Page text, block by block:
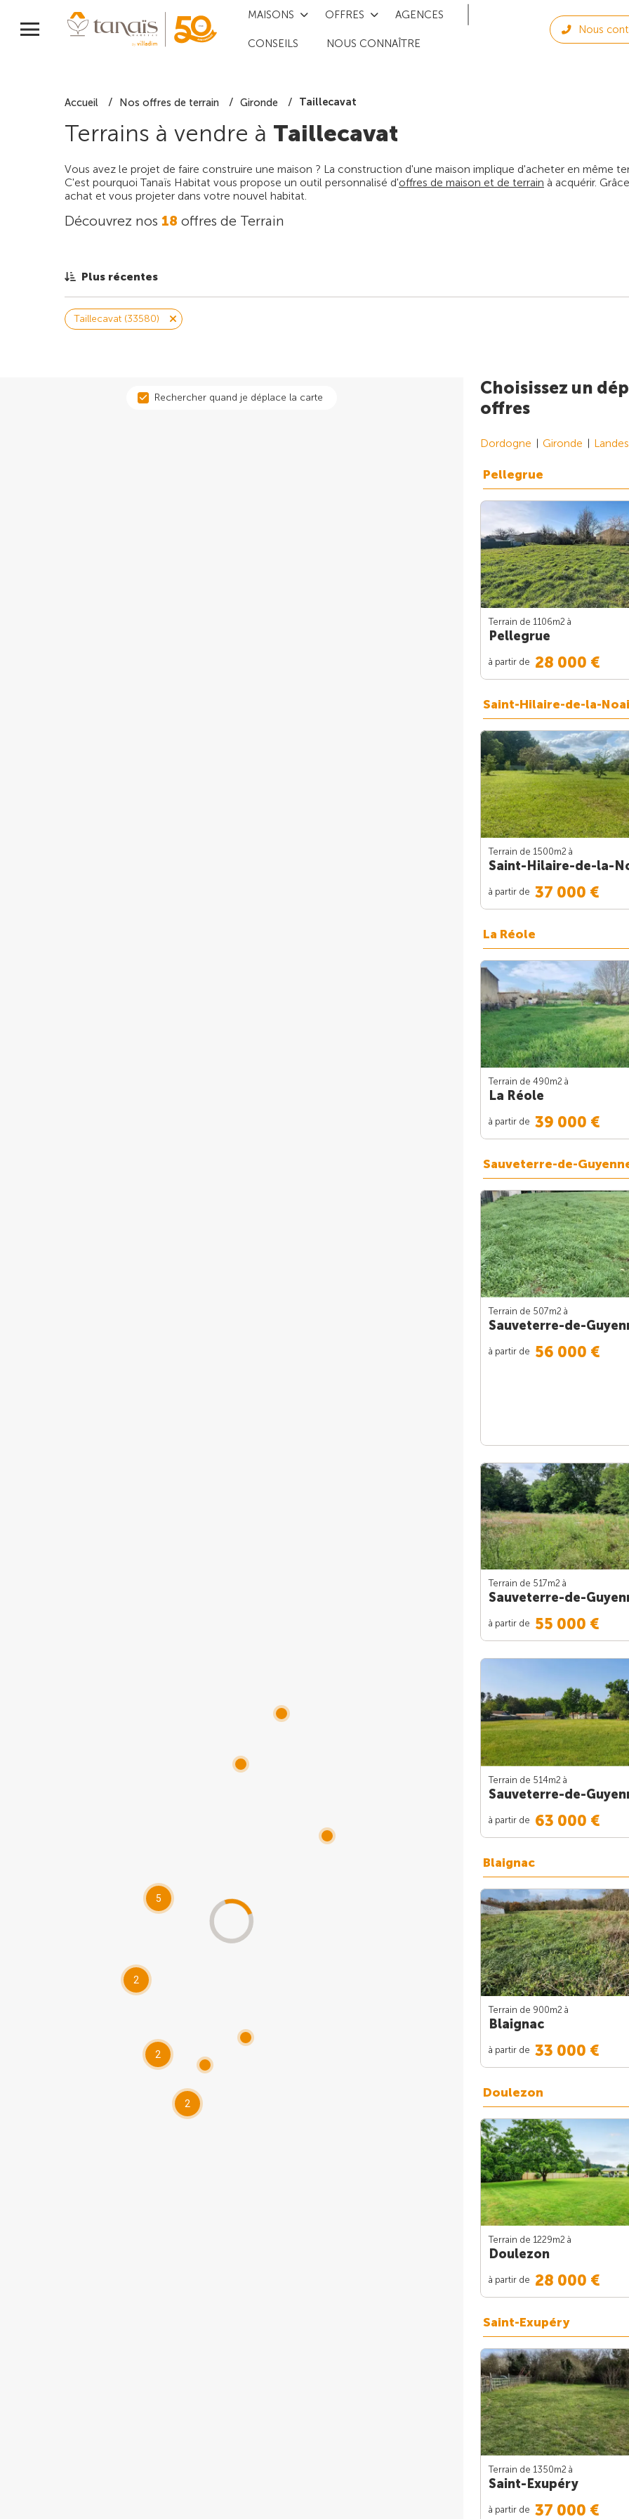
MAISONS OFFRES AGENCES
CONSEILS NOUS CONNAÎTRE
Nous
Accueil Nos offres de terrain Gironde Taillecavat
Terrains à vendre à Taillecavat
Vous avez le projet de faire construire une maison ? La construction d'une maison implique d'acheter en même
C'est pourquoi Tanaïs Habitat vous propose un outil personnalisé d'offres de maison et de terrain à acquérir.
achat et vous projeter dans votre nouvel habitat.
Découvrez nos 18 offres de Terrain
Plus récentes
Taillecavat (33580)
5
2
2
2
Rechercher quand je déplace la carte
Choisissez un
offres
Dordogne Gironde Landes
Pellegrue
Terrain de 1106m2 à
Pellegrue
à partir de 28 000 €
Saint-Hilaire-de-la-
Terrain de 1500m2 à
Saint-Hilaire-de-la-
à partir de 37 000 €
La Réole
Terrain de 490m2 à
La Réole
à partir de 39 000 €
Sauveterre-de-
Terrain de 507m2 à
Sauveterre-de-
à partir de 56 000 €
Terrain de 517m2 à
Sauveterre-de-
à partir de 55 000 €
Terrain de 514m2 à
Sauveterre-de-
à partir de 63 000 €
Blaignac
Terrain de 900m2 à
Blaignac
à partir de 33 000 €
Doulezon
Terrain de 1229m2 à
Doulezon
à partir de 28 000 €
Saint-Exupéry
Terrain de 1350m2 à
Saint-Exupéry
à partir de 37 000 €